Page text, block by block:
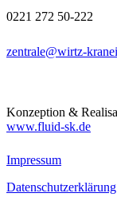
0221 272 50-222
zentrale@wirtz-
Konzeption &
www.fluid-sk.de
Impressum
Datenschutzerklärung